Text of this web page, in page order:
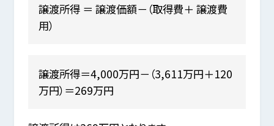
譲渡所得 ＝ 譲渡価額－（取得費＋ 譲渡費
用）
譲渡所得＝4,000万円－（3,611万円＋120
万円）＝269万円